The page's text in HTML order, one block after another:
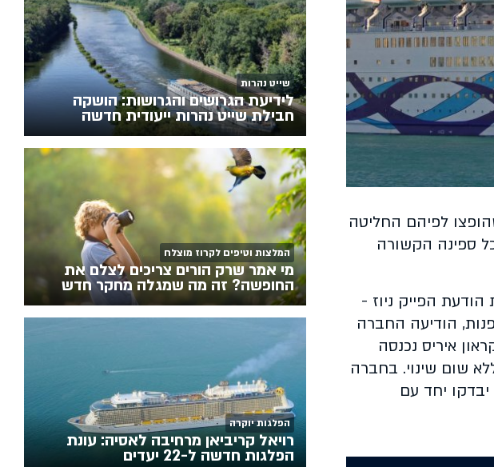
לפיהם החליטה
ספינה הקשורה
הפייק ניוז -
הודיעה החברה
איריס נכנסה
שום שינוי. בחברה
יחד עם
שייט נהרות
לידיעת הגרושים והגרושות: הושקה
חבילת שייט נהרות ייעודית חדשה
המלצות וטיפים לקרוז מוצלח
מי אמר שרק הורים צריכים לצלם את
החופשה? זה מה שמגלה מחקר חדש
הפלגות יוקרה
רויאל קריביאן מרחיבה לאסיה: עונת
הפלגות חדשה ל-22 יעדים